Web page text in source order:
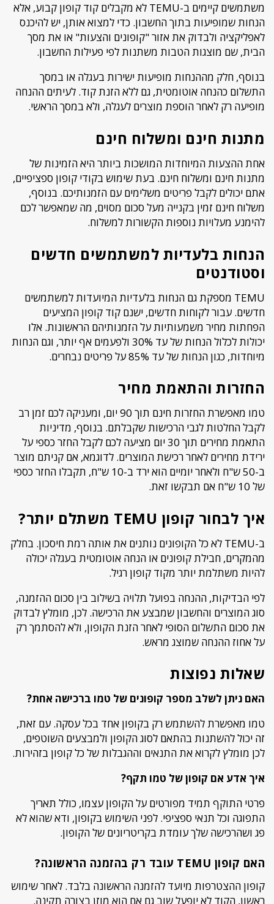
משתמשים קיימים ב-TEMU לא מקבלים קוד קופון קבוע, אלא
הנחות שמופיעות בתוך החשבון. כדי למצוא אותן, יש להיכנס
לאפליקציה ולבדוק את אזור "קופונים והצעות" או את מסך
הבית, שם מוצגות הטבות משתנות לפי פעילות החשבון.
בנוסף, חלק מההנחות מופיעות ישירות בעגלה או במסך
התשלום כהנחה אוטומטית, גם ללא הזנת קוד. לעיתים ההנחה
מופיעה רק לאחר הוספת מוצרים לעגלה, ולא במסך הראשי.
מתנות חינם ומשלוח חינם
אחת ההצעות המיוחדות המושכות ביותר היא הזמינות של
מתנות חינם ומשלוח חינם. בעת שימוש בקודי קופון ספציפיים,
אתם יכולים לקבל פריטים משלימים עם הזמנותיכם. בנוסף,
משלוח חינם זמין בקנייה מעל סכום מסוים, מה שמאפשר לכם
להימנע מעלויות נוספות הקשורות למשלוח.
הנחות בלעדיות למשתמשים חדשים
וסטודנטים
TEMU מספקת גם הנחות בלעדיות המיועדות למשתמשים
חדשים. עבור לקוחות חדשים, ישנם קוד קופון המציעים
הפחתות מחיר משמעותיות על הזמנותיהם הראשונות. אלו
יכולות לכלול הנחות של עד 30% ולפעמים אף יותר, וגם הנחות
מיוחדות, כגון הנחות של עד 85% על פריטים נבחרים.
החזרות והתאמת מחיר
טמו מאפשרת החזרות חינם תוך 90 יום, ומעניקה לכם זמן רב
לקבל החלטות לגבי הרכישות שקבלתם. בנוסף, מדיניות
התאמת מחירים תוך 30 יום מציעה לכם לקבל החזר כספי על
ירידת מחירים לאחר רכישת המוצרים. לדוגמא, אם קניתם מוצר
ב-50 ש"ח ולאחר יומיים הוא ירד ב-10 ש"ח, תקבלו החזר כספי
של 10 ש"ח אם תבקשו זאת.
איך לבחור קופון TEMU משתלם יותר?
ב-TEMU לא כל הקופונים נותנים את אותה רמת חיסכון. בחלק
מהמקרים, חבילת קופונים או הנחה אוטומטית בעגלה יכולה
להיות משתלמת יותר מקוד קופון רגיל.
לפי הבדיקות, ההנחה בפועל תלויה בשילוב בין סכום ההזמנה,
סוג המוצרים והחשבון שמבצע את הרכישה. לכן, מומלץ לבדוק
את סכום התשלום הסופי לאחר הזנת הקופון, ולא להסתמך רק
על אחוז ההנחה שמוצג מראש.
שאלות נפוצות
האם ניתן לשלב מספר קופונים של טמו ברכישה אחת?
טמו מאפשרת להשתמש רק בקופון אחד בכל עסקה. עם זאת,
זה יכול להשתנות בהתאם לסוג הקופון ולמבצעים השוטפים,
לכן מומלץ לקרוא את התנאים וההגבלות של כל קופון בזהירות.
איך אדע אם קופון של טמו תקף?
פרטי התוקף תמיד מפורטים על הקופון עצמו, כולל תאריך
התפוגה וכל תנאי ספציפי. לפני השימוש בקופון, ודא שהוא לא
פג ושהרכישה שלך עומדת בקריטריונים של הקופון.
האם קופון TEMU עובד רק בהזמנה הראשונה?
קופון ההצטרפות מיועד להזמנה הראשונה בלבד. לאחר שימוש
ראשון, הקוד לא יופעל שוב גם אם הוא מוזן בצורה תקינה.